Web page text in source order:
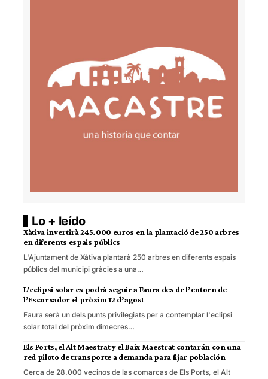
Lo + leído
Xàtiva invertirà 245.000 euros en la plantació de 250 arbres
en diferents espais públics
L'Ajuntament de Xàtiva plantarà 250 arbres en diferents espais
públics del municipi gràcies a una…
L’eclipsi solar es podrà seguir a Faura des de l’entorn de
l’Escorxador el pròxim 12 d’agost
Faura serà un dels punts privilegiats per a contemplar l'eclipsi
solar total del pròxim dimecres…
Els Ports, el Alt Maestrat y el Baix Maestrat contarán con una
red piloto de transporte a demanda para fijar población
Cerca de 28.000 vecinos de las comarcas de Els Ports, el Alt